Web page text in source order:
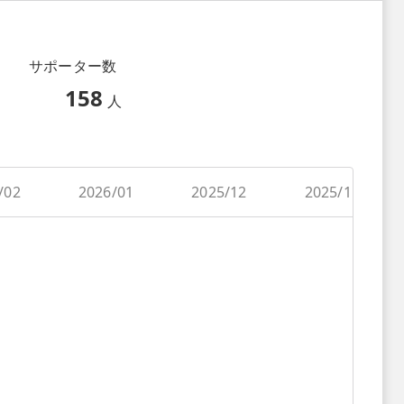
サポーター数
158 人
02 2026/01 2025/12 2025/11